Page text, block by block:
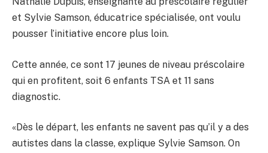
et Sylvie Samson, éducatrice spécialisée, ont voulu
pousser l’initiative encore plus loin.
Cette année, ce sont 17 jeunes de niveau préscolaire
qui en profitent, soit 6 enfants TSA et 11 sans
diagnostic.
«Dès le départ, les enfants ne savent pas qu’il y a des
autistes dans la classe, explique Sylvie Samson. On